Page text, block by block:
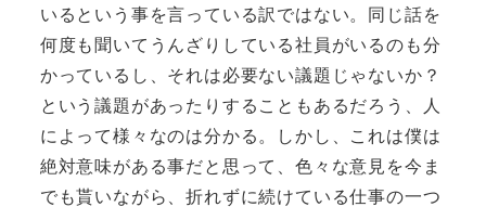
いるという事を言っている訳ではない。同じ話を
何度も聞いてうんざりしている社員がいるのも分
かっているし、それは必要ない議題じゃないか？
という議題があったりすることもあるだろう、人
によって様々なのは分かる。しかし、これは僕は
絶対意味がある事だと思って、色々な意見を今ま
でも貰いながら、折れずに続けている仕事の一つ